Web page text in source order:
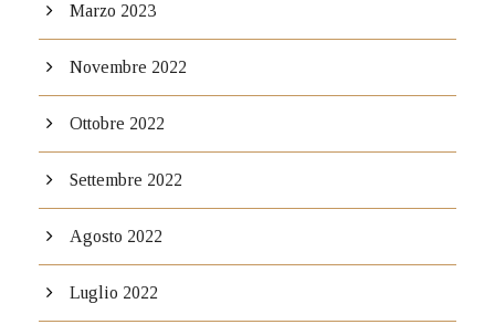
Marzo 2023
Novembre 2022
Ottobre 2022
Settembre 2022
Agosto 2022
Luglio 2022